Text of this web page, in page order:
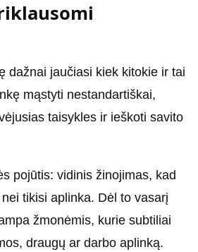
dažnai jaučiasi kiek kitokie ir tai
mąstyti nestandartiškai,
taisykles ir ieškoti savito
pojūtis: vidinis žinojimas, kad
tikisi aplinka. Dėl to vasarį
žmonėmis, kurie subtiliai
draugų ar darbo aplinką.